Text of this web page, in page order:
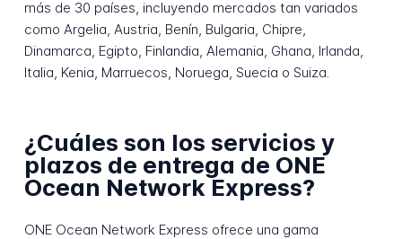
más de 30 países, incluyendo mercados tan variados
como Argelia, Austria, Benín, Bulgaria, Chipre,
Dinamarca, Egipto, Finlandia, Alemania, Ghana, Irlanda,
Italia, Kenia, Marruecos, Noruega, Suecia o Suiza.
¿Cuáles son los servicios y
plazos de entrega de ONE
Ocean Network Express?
ONE Ocean Network Express ofrece una gama